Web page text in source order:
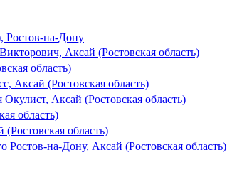
на-Дону
Аксай (Ростовская область)
область)
Аксай (Ростовская область)
Аксай (Ростовская область)
область)
область)
Ростов-на-Дону, Аксай (Ростовская область)